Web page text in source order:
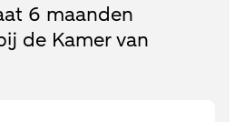
6 maanden
de Kamer van